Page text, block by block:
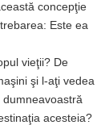
concepţie
Este ea
vieţii? De
şi l-aţi vedea
dumneavoastră
acesteia?